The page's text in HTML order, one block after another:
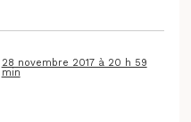
28 novembre 2017 à 20 h 59
min